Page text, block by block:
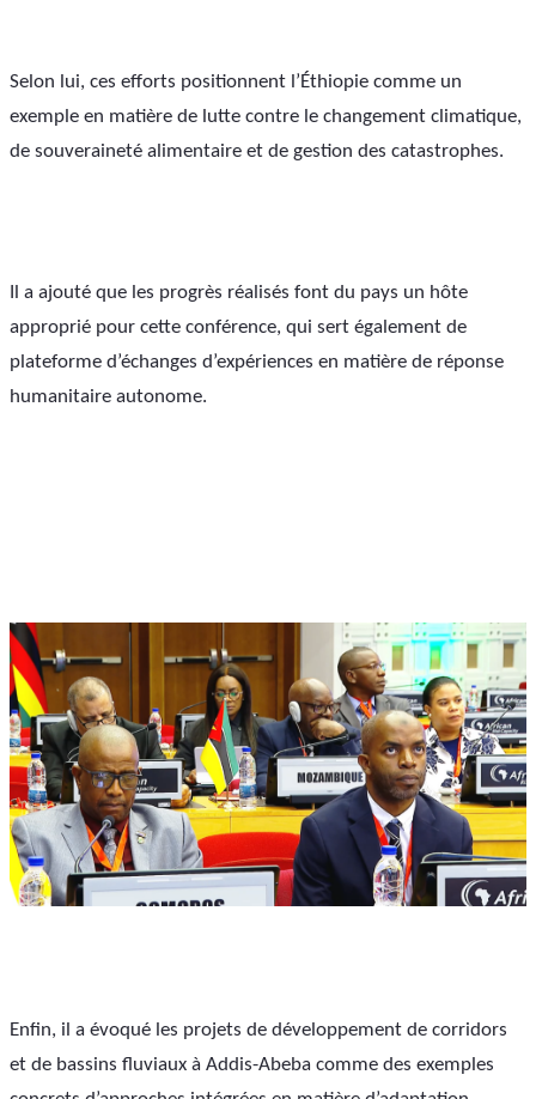
Selon lui, ces efforts positionnent l’Éthiopie comme un
exemple en matière de lutte contre le changement climatique,
de souveraineté alimentaire et de gestion des catastrophes.
Il a ajouté que les progrès réalisés font du pays un hôte
approprié pour cette conférence, qui sert également de
plateforme d’échanges d’expériences en matière de réponse
humanitaire autonome.
Enfin, il a évoqué les projets de développement de corridors
et de bassins fluviaux à Addis-Abeba comme des exemples